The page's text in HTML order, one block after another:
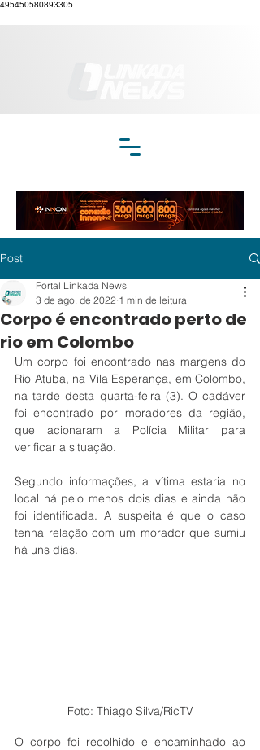
495450580893305
Post
Corpo é encontrado perto de
rio em Colombo
Portal Linkada News
3 de ago. de 2022 1 min de leitura
Um corpo foi encontrado nas margens do
Rio Atuba, na Vila Esperança, em Colombo,
na tarde desta quarta-feira (3). O cadáver
foi encontrado por moradores da região,
que acionaram a Polícia Militar para
verificar a situação.
Segundo informações, a vítima estaria no
local há pelo menos dois dias e ainda não
foi identificada. A suspeita é que o caso
tenha relação com um morador que sumiu
há uns dias.
Foto: Thiago Silva/RicTV
O corpo foi recolhido e encaminhado ao